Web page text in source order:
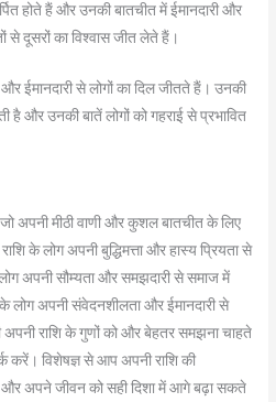
होते हैं और उनकी बातचीत में ईमानदारी और
से दूसरों का विश्वास जीत लेते हैं।
ईमानदारी से लोगों का दिल जीतते हैं। उनकी
है और उनकी बातें लोगों को गहराई से प्रभावित
अपनी मीठी वाणी और कुशल बातचीत के लिए
के लोग अपनी बुद्धिमत्ता और हास्य प्रियता से
अपनी सौम्यता और समझदारी से समाज में
के लोग अपनी संवेदनशीलता और ईमानदारी से
राशि के गुणों को और बेहतर समझना चाहते
करें। विशेषज्ञ से आप अपनी राशि की
अपने जीवन को सही दिशा में आगे बढ़ा सकते